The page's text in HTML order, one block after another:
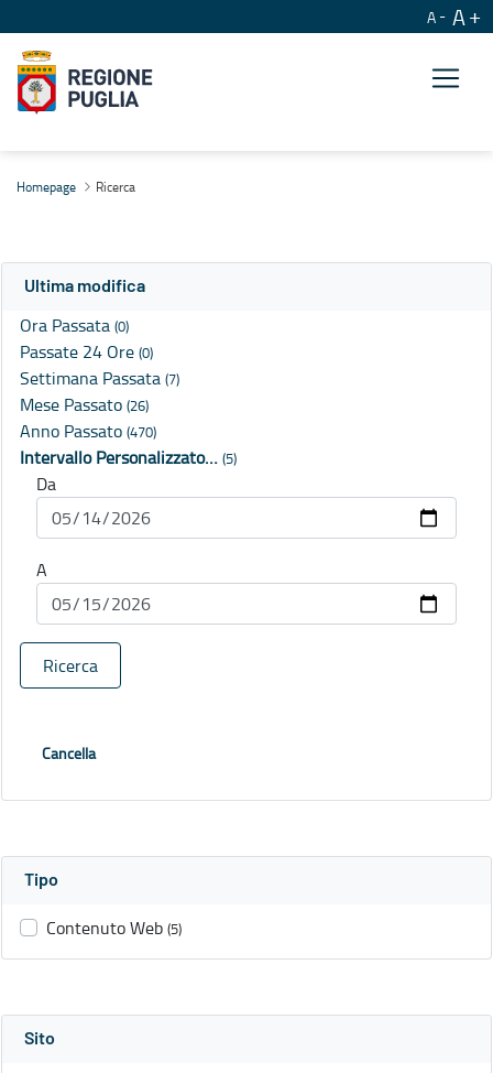
A A
Homepage Ricerca
Ultima modifica
Ora Passata (0)
Passate 24 Ore (0)
Settimana Passata (7)
Mese Passato (26)
Anno Passato (470)
Intervallo Personalizzato… (5)
Da
A
Ricerca
Cancella
Tipo
Contenuto Web (5)
Sito